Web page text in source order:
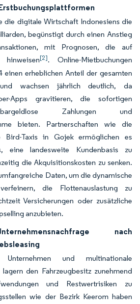
die digitale Wirtschaft Indonesiens die
begünstigt durch einen Anstieg
mit Prognosen, die auf
hinweisen[2]. Online-Mietbuchungen
einen erheblichen Anteil der gesamten
wachsen jährlich deutlich, da
Apps gravitieren, die sofortigen
Zahlungen und
bieten. Partnerschaften wie die
Bird-Taxis in Gojek ermöglichen es
eine landesweite Kundenbasis zu
die Akquisitionskosten zu senken.
Daten, um die dynamische
die Flottenauslastung zu
Versicherungen oder zusätzliche
anzubieten.
nach
und multinationale
den Fahrzeugbesitz zunehmend
und Restwertrisiken zu
wie der Bezirk Keerom haben